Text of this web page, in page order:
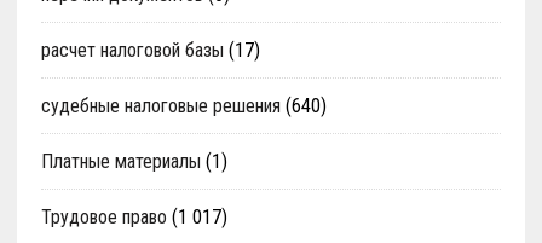
расчет налоговой базы (17)
судебные налоговые решения (640)
Платные материалы (1)
Трудовое право (1 017)